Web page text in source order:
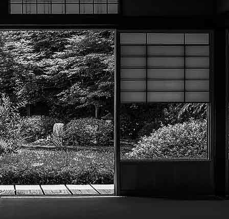
Exporter les lignes sélectionnées
Exporter uniquement les colonnes affichées
Menu
?>
Images de la page d'accueil
Cliquez pour éditer
Texte, bouton et/ou inscription à la newsletter
Cliquez pour éditer
Académie Menneçoise d'Arts
Martiaux
Je m'abonne à la newsletter